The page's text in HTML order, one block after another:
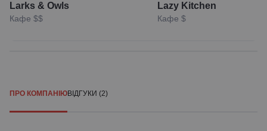
Larks & Owls
Кафе $$
Lazy Kitchen
Кафе $
ПРО КОМПАНІЮВІДГУКИ (2)